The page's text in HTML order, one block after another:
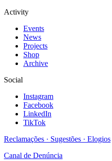
Activity
Events
News
Projects
Shop
Archive
Social
Instagram
Facebook
LinkedIn
TikTok
Reclamações · Sugestões · Elogios
Canal de Denúncia